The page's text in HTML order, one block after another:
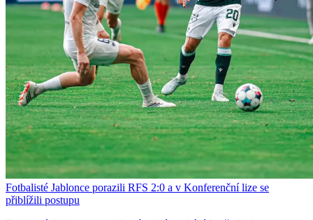
Fotbalisté Jablonce porazili RFS 2:0 a v Konferenční lize se
přiblížili postupu